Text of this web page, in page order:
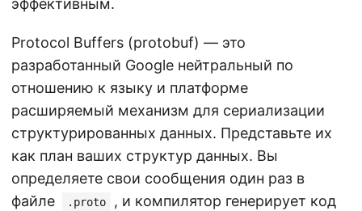
эффективным.
Protocol Buffers (protobuf) — это
разработанный Google нейтральный по
отношению к языку и платформе
расширяемый механизм для сериализации
структурированных данных. Представьте их
как план ваших структур данных. Вы
определяете свои сообщения один раз в
файле
.proto
, и компилятор генерирует код